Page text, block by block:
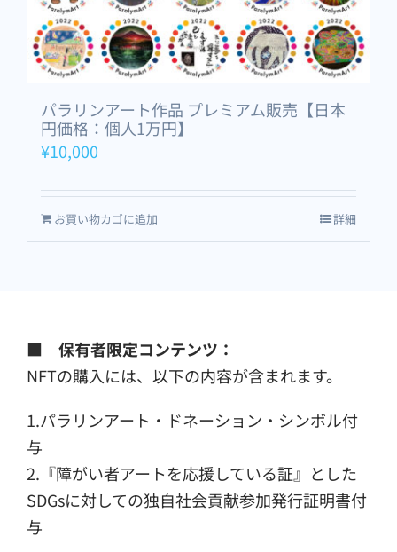
パラリンアート作品 プレミアム販売【日本
円価格：個人1万円】
¥10,000
お買い物カゴに追加 詳細
■ 保有者限定コンテンツ：
NFTの購入には、以下の内容が含まれます。
1.パラリンアート・ドネーション・シンボル付
与
2.『障がい者アートを応援している証』とした
SDGsに対しての独自社会貢献参加発行証明書付
与